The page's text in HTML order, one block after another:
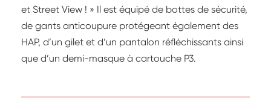
et Street View ! » Il est équipé de bottes de sécurité,
de gants anticoupure protégeant également des
HAP, d’un gilet et d’un pantalon réfléchissants ainsi
que d’un demi-masque à cartouche P3.